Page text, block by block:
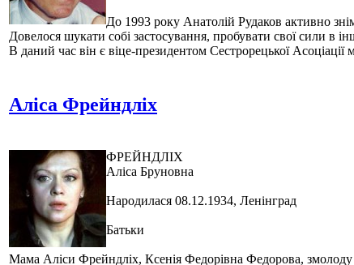
До 1993 року Анатолій Рудаков активно
Довелося шукати собі застосування, пробувати свої сили в
В даний час він є віце-президентом Сестрорецької
Аліса Фрейндліх
ФРЕЙНДЛІХ
Аліса Бруновна
Народилася 08.12.1934, Ленінград
Батьки
Мама Аліси Фрейндліх, Ксенія Федорівна Федорова, змолоду